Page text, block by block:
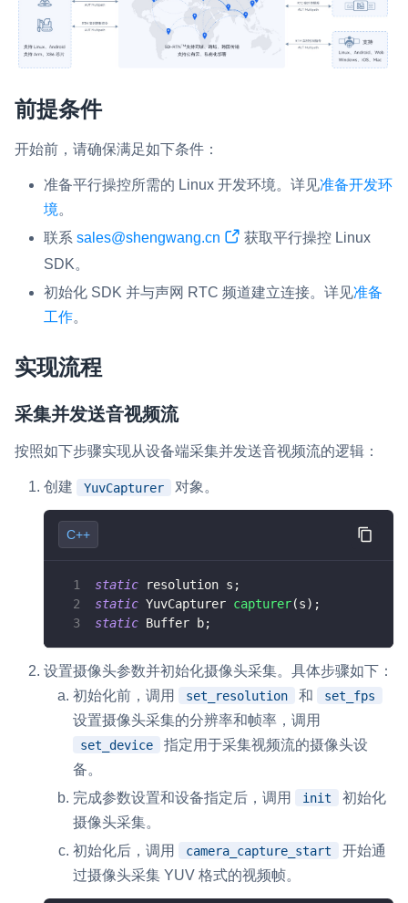
实时转录翻译
快速实现实时的语音转写功能
快速实现多人实时互动白板协作
微呼叫 NEW
实现智能硬件和微信小程序之间的实时音视频互通
Status Page
集中展示声网主要产品及服务的综合服务质量及可用性信息
对实时音频和视频画面进行风险识别，并联动回调和业务处置流
程
云市场
SDK 拓展插件
拓展 SDK 能力，打造更具个性化的音视频互动效果
媒体服务
云端录制
RTC 服务端 SDK
与 RTC 客户端 SDK 互通，实现收发流
PPT 转码服务
快速高效的文档转换解决方案
水晶球
全周期通话质量检测、回溯和分析方案
控制台
开通和管理声网各项产品服务的统一入口
低代码应用平台
前提条件
开始前，请确保满足如下条件：
准备平行操控所需的 Linux 开发环境。详见准备开发环
境。
联系 sales@shengwang.cn
获取平行操控 Linux
SDK。
初始化 SDK 并与声网 RTC 频道建立连接。详见准备
工作。
实现流程
采集并发送音视频流
按照如下步骤实现从设备端采集并发送音视频流的逻辑：
创建 YuvCapturer 对象。
C++
static resolution s ;
static YuvCapturer capturer(s) ;
static Buffer b;
设置摄像头参数并初始化摄像头采集。具体步骤如下：
初始化前，调用
set_resolution 和 set_fps
设置摄像头采集的分辨率和帧率，调用
set_device
指定用于采集视频流的摄像头设
备。
完成参数设置和设备指定后，调用
init
初始化
摄像头采集。
初始化后，调用
camera_capture_start
开始通
过摄像头采集 YUV 格式的视频帧。